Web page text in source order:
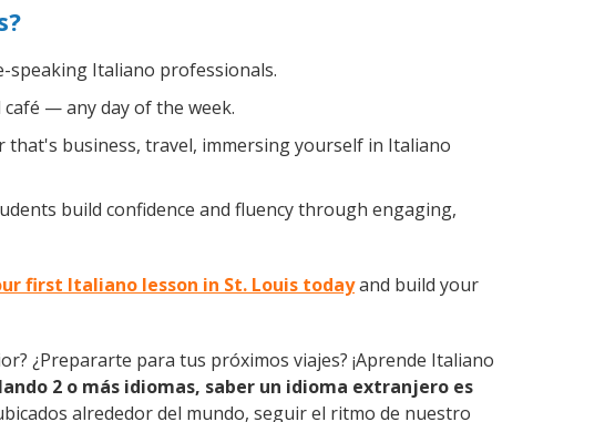
speaking Italiano professionals.
— any day of the week.
business, travel, immersing yourself in Italiano
build confidence and fluency through engaging,
first Italiano lesson in St. Louis todayand build your
¿Prepararte para tus próximos viajes? ¡Aprende Italiano
2 o más idiomas, saber un idioma extranjero es
alrededor del mundo, seguir el ritmo de nuestro